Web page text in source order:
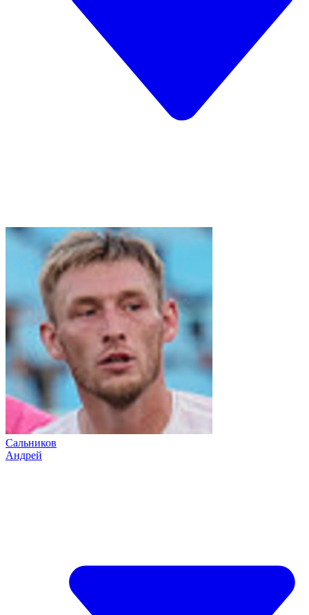
Сальников
Андрей